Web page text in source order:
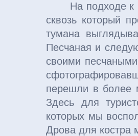
На подходе к
сквозь который
тумана
Песчаная и
своими
перешли в более
Здесь для
которых мы
Дрова для костра